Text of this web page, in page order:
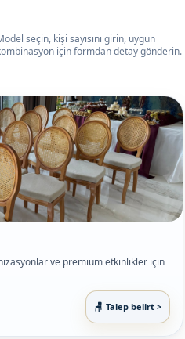
seçin, kişi sayısını girin, uygun
için formdan detay gönderin.
ve premium etkinlikler için
Talep belirt >